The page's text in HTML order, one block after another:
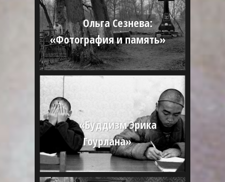
Ольга Сезнева:
«Фотография и память»
«Буддизм Эрика
Гоурлана»